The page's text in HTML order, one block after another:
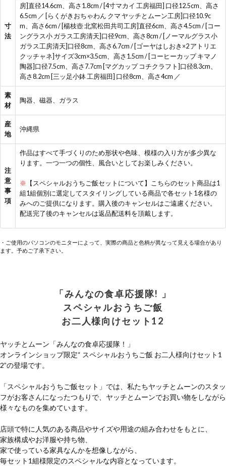
寸
法
房]直径14.6cm、高さ1.8cm / [4寸マカイ 工房福田] 口径12.5cm、高さ
6.5cm ／ [らくがきおちゃわん クマ ヤッチとムーン工房]口径10.9c
m、高さ6cm / [楊枝壺 北窯松田共司工房]直径6cm、高さ4.5cm / [コー
ングラス小 ガラス工房清天]口径9cm、高さ8cm / [ノーマルグラス小
ガラス工房清天]口径8cm、高さ6.7cm / [ゴーヤはしおき×2 アトリエ
クッチャネ]サイズ3cm×3.5cm、高さ1.5cm / [コーヒーカップ キマノ
陶器]口径7.5cm、高さ7.7cm [マグカップ コチクラフト]口径8.3cm、
高さ8.2cm [三ッ足小鉢 工房福田] 口径8cm、高さ4cm ／
素
材
陶器、磁器、ガラス
産
地
沖縄県
注
意
事
項
作品はすべて手づくりのため形状や色味、模様の入り方が多少異な
ります。一つ一つの個性、風合いとしてお楽しみください。
※
【スペシャルおうちご飯セットについて】こちらのセット商品は1
組1組個別に選定してスタイリングしている商品で各セット1名様の
みへのご提供になります。購入後のキャンセルはご遠慮ください。
配送完了後のキャンセルは返品配送料を頂戴します。
・ご使用のパソコンのモニターによって、実際の商品と色柄が異なって見える場合があり
ます。予めご了承下さい。
「みんなの食卓応援隊! 」
スペシャルおうちご飯
お二人様向けセット12
ヤッチとムーン「みんなの食卓応援隊！」
オンラインショップ限定“ スペシャルおうちご飯 お二人様向けセット1
2”の登場です。
「スペシャルおうちご飯セット」では、私たちヤッチとムーンのスタッ
フがお客さんになったつもりで、ヤッチとムーンでお買い物をしながら
様々なものを集めています。
店頭で特に人気のある商品やサイズや用途の組み合わせをもとに、
家族構成やお洋服や持ち物、
家で使っている家具なんかを想像しながら、
毎セット1組様限定のスペシャルな内容となっています。